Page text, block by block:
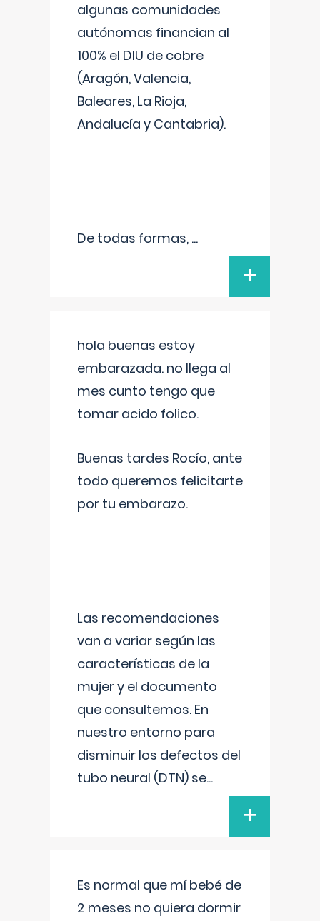
algunas comunidades
autónomas financian al
100% el DIU de cobre
(Aragón, Valencia,
Baleares, La Rioja,
Andalucía y Cantabria).
De todas formas, ...
+
hola buenas estoy
embarazada. no llega al
mes cunto tengo que
tomar acido folico.
Buenas tardes Rocío, ante
todo queremos felicitarte
por tu embarazo.
Las recomendaciones
van a variar según las
características de la
mujer y el documento
que consultemos. En
nuestro entorno para
disminuir los defectos del
tubo neural (DTN) se...
+
Es normal que mí bebé de
2 meses no quiera dormir